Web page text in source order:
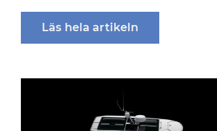
Läs hela artikeln